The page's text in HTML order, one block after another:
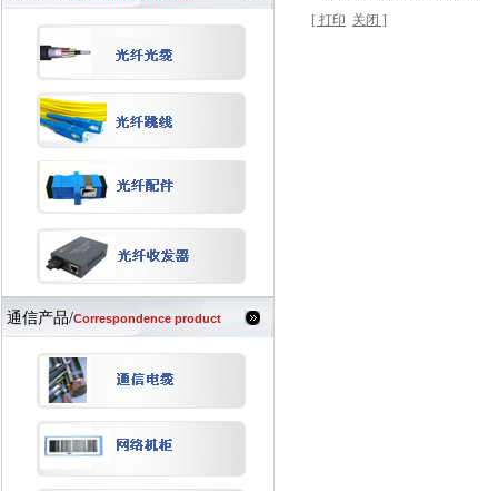
通信产品/Correspondence product
[ 打印 关闭 ]